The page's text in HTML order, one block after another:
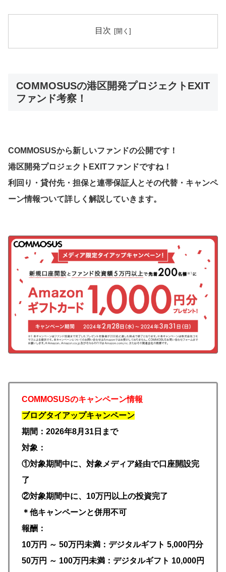
目次
COMMOSUSの港区開発プロジェクトEXIT
ファンド考察！
COMMOSUSから新しいファンドの公開です！
港区開発プロジェクトEXITファンドですね！
利回り・貸付先・担保と連帯保証人とその代替・キャンペ
ーン情報ついて詳しく解説していきます。
COMMOSUSのキャンペーン情報
ブログタイアップキャンペーン
期間：2026年8月31日まで
対象：
①対象期間中に、対象メディア経由で口座開設完
了
②対象期間中に、10万円以上の投資完了
＊他キャンペーンと併用不可
報酬：
10万円 ～ 50万円未満：デジタルギフト 5,000円分
50万円 ～ 100万円未満：デジタルギフト 10,000円